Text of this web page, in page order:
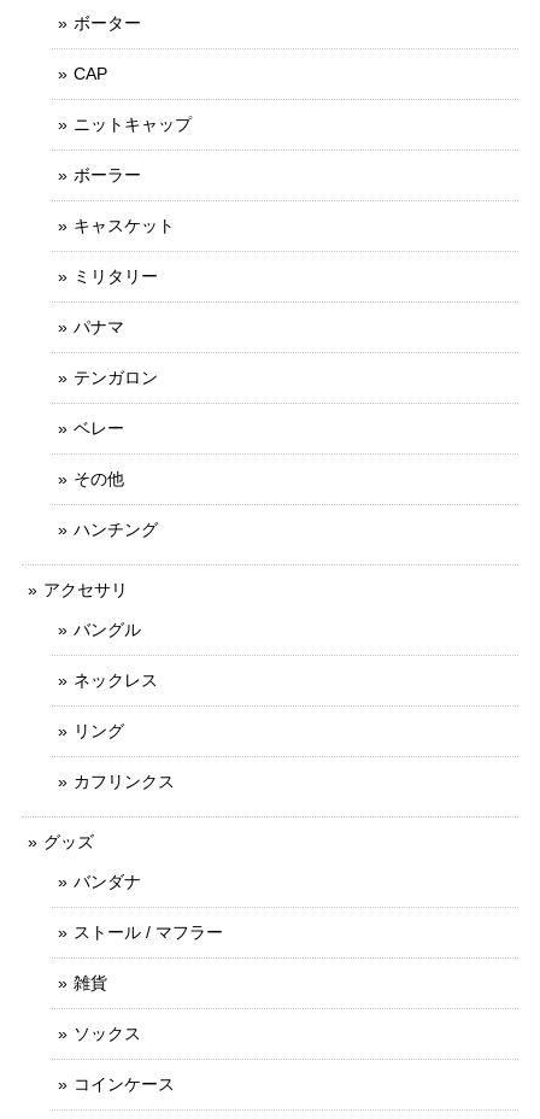
ボーター
CAP
ニットキャップ
ボーラー
キャスケット
ミリタリー
パナマ
テンガロン
ベレー
その他
ハンチング
アクセサリ
バングル
ネックレス
リング
カフリンクス
グッズ
バンダナ
ストール / マフラー
雑貨
ソックス
コインケース